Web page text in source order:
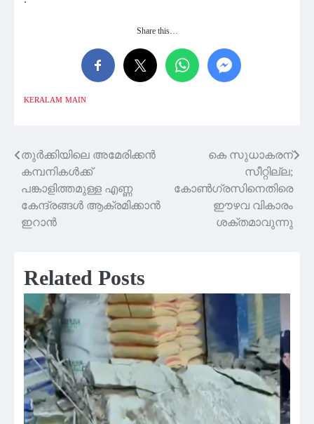
Share this…
KERALAM MAIN
Post
navigation
തുർക്കിയിലെ അമേരിക്കന്‍
കമ്പനികള്‍ക്ക്
പങ്കാളിത്തമുള്ള എണ്ണ
കേന്ദ്രങ്ങൾ ആക്രമിക്കാൻ
ഇറാൻ
കെ സുധാകരന്
സീറ്റില്ല;
കോൺഗ്രസിനെതിരെ
ഈഴവ വികാരം
ശക്തമാവുന്നു
Related Posts